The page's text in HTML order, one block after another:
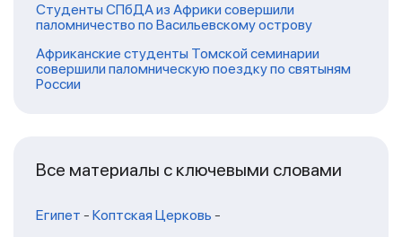
Студенты СПбДА из Африки совершили
паломничество по Васильевскому острову
Африканские студенты Томской семинарии
совершили паломническую поездку по святыням
России
Все материалы с ключевыми словами
Египет - Коптская Церковь -